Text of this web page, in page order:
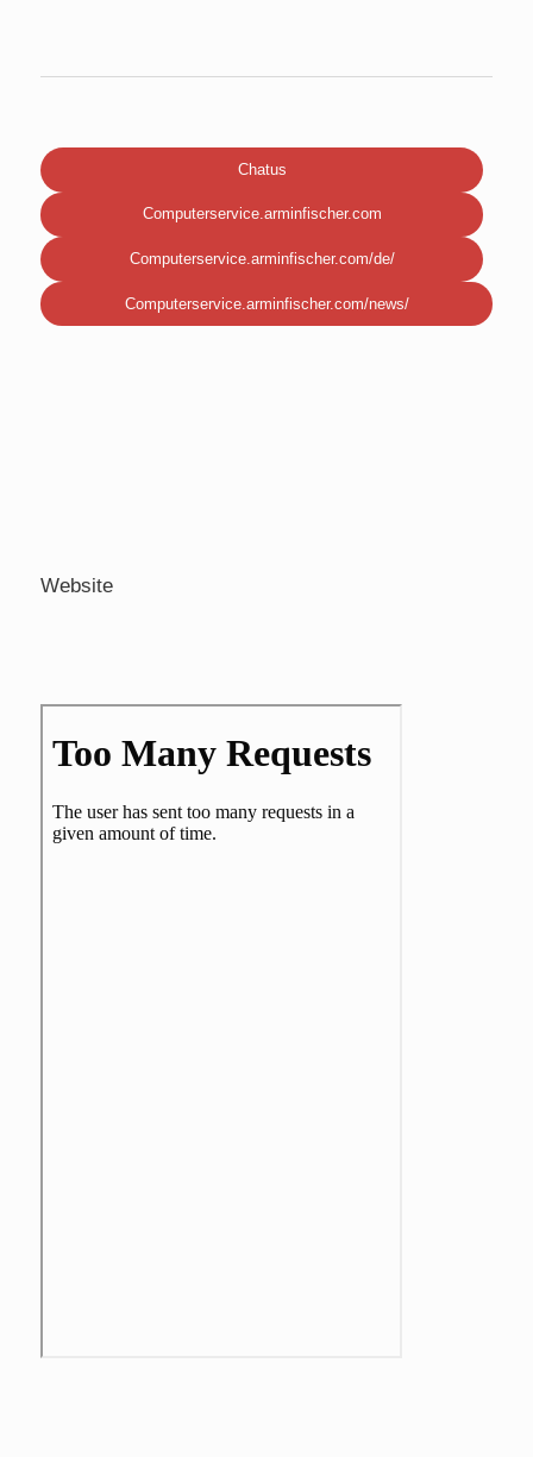
Chatus
Computerservice.arminfischer.com
Computerservice.arminfischer.com/de/
Computerservice.arminfischer.com/news/
Website